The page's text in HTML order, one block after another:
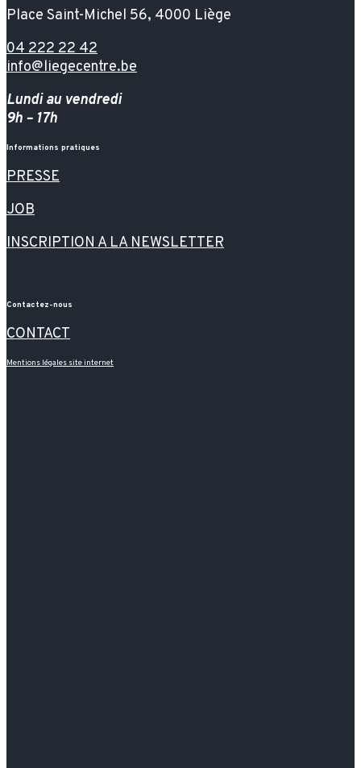
Place Saint-Michel 56, 4000 Liège
04 222 22 42
info@liegecentre.be
Lundi au vendredi
9h – 17h
Informations pratiques
PRESSE
JOB
INSCRIPTION A LA NEWSLETTER
Contactez-nous
CONTACT
Mentions légales site internet